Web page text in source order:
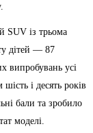
SUV із трьома
дітей — 87
випробувань усі
і десять років
бали та зробило
моделі.